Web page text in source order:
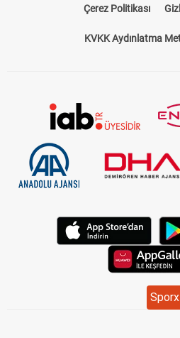
Çerez Politikası
KVKK Aydınlatma